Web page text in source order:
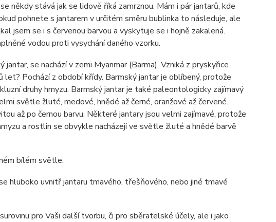
někdy stává jak se lidově říká zamrznou. Mám i pár jantarů, kde
pohnete s jantarem v určitém směru bublinka to následuje, ale
jsem se i s červenou barvou a vyskytuje se i hojně zakalená.
vodou proti vysychání daného vzorku.
se nachází v zemi Myanmar (Barma). Vzniká z pryskyřice
Pochází z období křídy. Barmský jantar je oblíbený, protože
druhy hmyzu. Barmský jantar je také paleontologicky zajímavý
světle žluté, medové, hnědé až černé, oranžové až červené.
až po černou barvu. Některé jantary jsou velmi zajímavé, protože
a rostlin se obvykle nacházejí ve světle žluté a hnědé barvě
bílém světle.
hluboko uvnitř jantaru tmavého, třešňového, nebo jiné tmavé
pro Vaši další tvorbu, či pro sběratelské účely, ale i jako